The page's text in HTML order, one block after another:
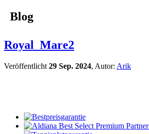
Blog
Royal_Mare2
Veröffentlicht 29 Sep. 2024, Autor: Arik